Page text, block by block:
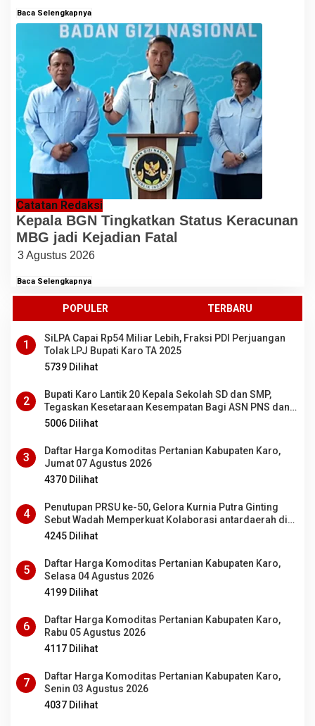
Baca Selengkapnya
Catatan Redaksi
Kepala BGN Tingkatkan Status Keracunan
MBG jadi Kejadian Fatal
3 Agustus 2026
Baca Selengkapnya
POPULER TERBARU
1
SiLPA Capai Rp54 Miliar Lebih, Fraksi PDI Perjuangan
Tolak LPJ Bupati Karo TA 2025
5739 Dilihat
2
Bupati Karo Lantik 20 Kepala Sekolah SD dan SMP,
Tegaskan Kesetaraan Kesempatan Bagi ASN PNS dan
PPPK
5006 Dilihat
3
Daftar Harga Komoditas Pertanian Kabupaten Karo,
Jumat 07 Agustus 2026
4370 Dilihat
4
Penutupan PRSU ke-50, Gelora Kurnia Putra Ginting
Sebut Wadah Memperkuat Kolaborasi antardaerah di
Sumut
4245 Dilihat
5
Daftar Harga Komoditas Pertanian Kabupaten Karo,
Selasa 04 Agustus 2026
4199 Dilihat
6
Daftar Harga Komoditas Pertanian Kabupaten Karo,
Rabu 05 Agustus 2026
4117 Dilihat
7
Daftar Harga Komoditas Pertanian Kabupaten Karo,
Senin 03 Agustus 2026
4037 Dilihat